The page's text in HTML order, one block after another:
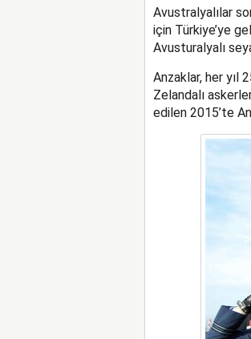
Avustralyalılar
için Türkiye’ye
Avusturalyalı
Anzaklar, her yıl
Zelandalı
edilen 2015’te